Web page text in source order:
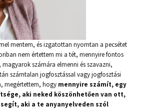
mentem, és izgatottan nyomtan a pecsétet
nem értettem mi a tét, mennyire fontos
számára elmenni és szavazni,
számtalan jogfosztással vagy jogfosztási
megértettem, hogy mennyire számít, egy
aki neked köszönhetően van ott,
aki a te anyanyelveden szól